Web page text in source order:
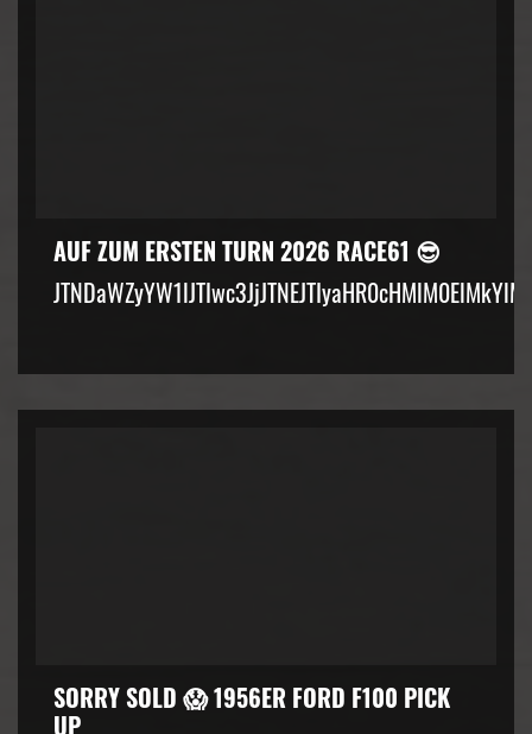
AUF ZUM ERSTEN TURN 2026 RACE61 😎
SORRY SOLD 😱 1956ER FORD F100 PICK
UP